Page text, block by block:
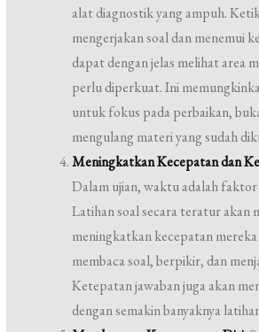
alat diagnostik yang ampuh.
mengerjakan soal dan menemui
dapat dengan jelas melihat area
perlu diperkuat. Ini
untuk fokus pada perbaikan,
mengulang materi yang sudah
Meningkatkan Kecepatan dan
Dalam ujian, waktu adalah
Latihan soal secara teratur akan
meningkatkan kecepatan
membaca soal, berpikir, dan
Ketepatan jawaban juga akan
dengan semakin banyaknya